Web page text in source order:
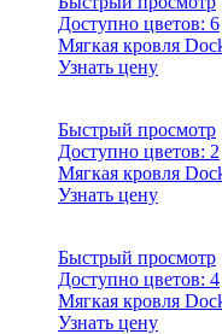
Доступно цветов: 6
Мягкая кровля
Узнать цену
Быстрый просмотр
Доступно цветов: 2
Мягкая кровля
Узнать цену
Быстрый просмотр
Доступно цветов: 4
Мягкая кровля
Узнать цену